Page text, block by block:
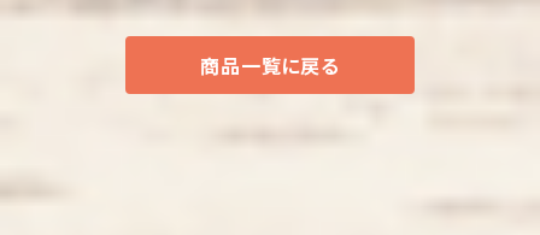
商品一覧に戻る